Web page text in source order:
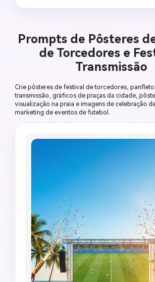
desktop 16:9, sem nome oficial do
de patrocinador.
Prompts de Pôsteres
de Torcedores e
Transmissão
Crie pôsteres de festival de torcedores,
transmissão, gráficos de praças da cidade,
visualização na praia e imagens de celebração
marketing de eventos de futebol.